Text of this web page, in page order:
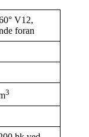
V12,
foran
3